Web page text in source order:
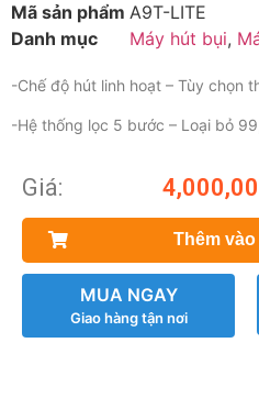
Mã sản phẩm A9T-LITE
Danh mục
Máy hút bụi,
-Chế độ hút linh hoạt – Tùy chọn
-Hệ thống lọc 5 bước – Loại bỏ
Giá:
Thêm
MUA NGAY
Giao hàng tận nơi